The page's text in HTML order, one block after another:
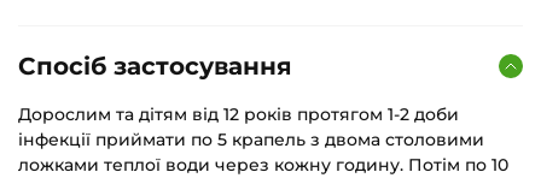
Спосіб застосування
Дорослим та дітям від 12 років протягом 1-2 доби
інфекції приймати по 5 крапель з двома столовими
ложками теплої води через кожну годину. Потім по 10